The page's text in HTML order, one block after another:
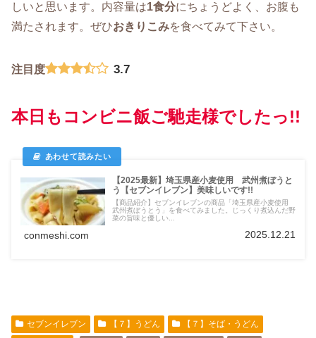
しいと思います。内容量は1食分にちょうどよく、お腹も
満たされます。ぜひおきりこみを食べてみて下さい。
注目度 3.7
本日もコンビニ飯ご馳走様でしたっ!!
【2025最新】埼玉県産小麦使用 武州煮ぼうと
う【セブンイレブン】美味しいです!!
【商品紹介】セブンイレブンの商品「埼玉県産小麦使用
武州煮ぼうとう」を食べてみました。じっくり煮込んだ野
菜の旨味と優しい...
conmeshi.com 2025.12.21
セブンイレブン 【７】うどん
【７】そば・うどん